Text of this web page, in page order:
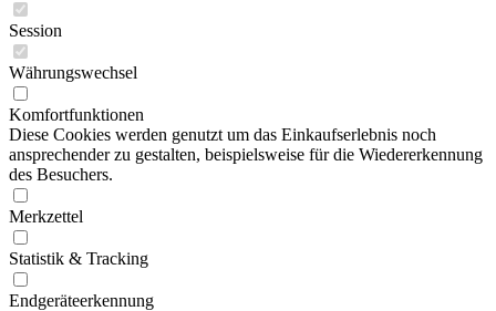
Session
Währungswechsel
Komfortfunktionen
Diese Cookies werden genutzt um das Einkaufserlebnis noch
ansprechender zu gestalten, beispielsweise für die Wiedererkennung
des Besuchers.
Merkzettel
Statistik & Tracking
Endgeräteerkennung